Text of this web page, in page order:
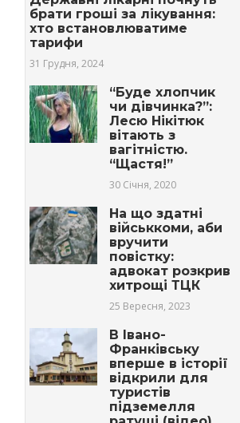
брати гроші за лікування:
хто встановлюватиме
тарифи
31 Грудня, 2024
“Буде хлопчик
чи дівчинка?”:
Лесю Нікітюк
вітають з
вагітністю.
“Щастя!”
30 Січня, 2020
На що здатні
військкоми, аби
вручити
повістку:
адвокат розкрив
хитрощі ТЦК
25 Вересня, 2023
В Івано-
Франківську
вперше в історії
відкрили для
туристів
підземелля